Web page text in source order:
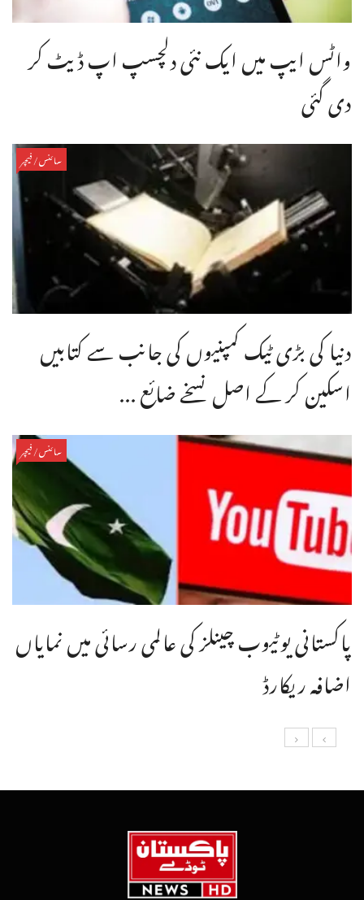
واٹس ایپ میں ایک نئی دلچسپ اپ ڈیٹ کر
دی گئی
سائنس/فیچر
دنیا کی بڑی ٹیک کمپنیوں کی جانب سے کتابیں
اسکین کر کے اصل نسخے ضائع ...
سائنس/فیچر
پاکستانی یوٹیوب چینلز کی عالمی رسائی میں نمایاں
اضافہ ریکارڈ